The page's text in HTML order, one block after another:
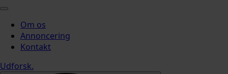
Om os
Annoncering
Kontakt
Udforsk.